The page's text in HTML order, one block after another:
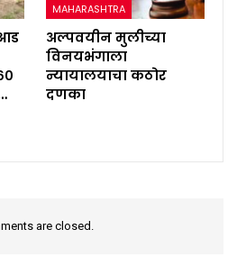
MAHARASHTRA
अल्पवयीन मुलीच्या
विनयभंगाला
न्यायालयाचा कठोर
दणका
are closed.